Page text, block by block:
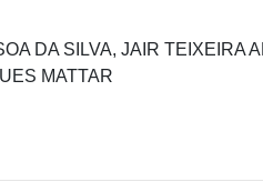
DA SILVA, JAIR TEIXEIRA
MATTAR